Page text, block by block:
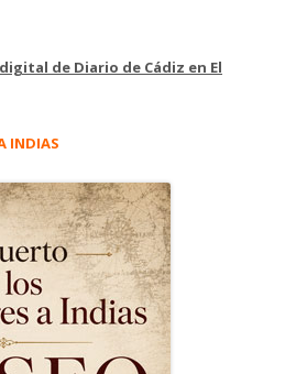
de Diario de Cádiz en El
INDIAS